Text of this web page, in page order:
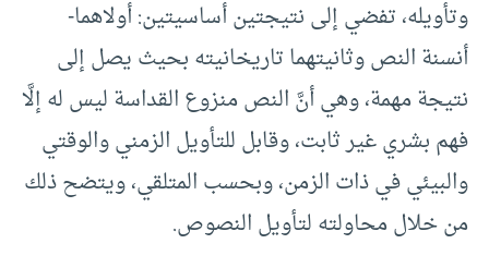
وتأويله، تفضي إلى نتيجتين أساسيتين: أولاهما-
أنسنة النص وثانيتهما تاريخانيته بحيث يصل إلى
نتيجة مهمة، وهي أنَّ النص منزوع القداسة ليس له إلَّا
فهم بشري غير ثابت، وقابل للتأويل الزمني والوقتي
والبيئي في ذات الزمن، وبحسب المتلقي، ويتضح ذلك
من خلال محاولته لتأويل النصوص.